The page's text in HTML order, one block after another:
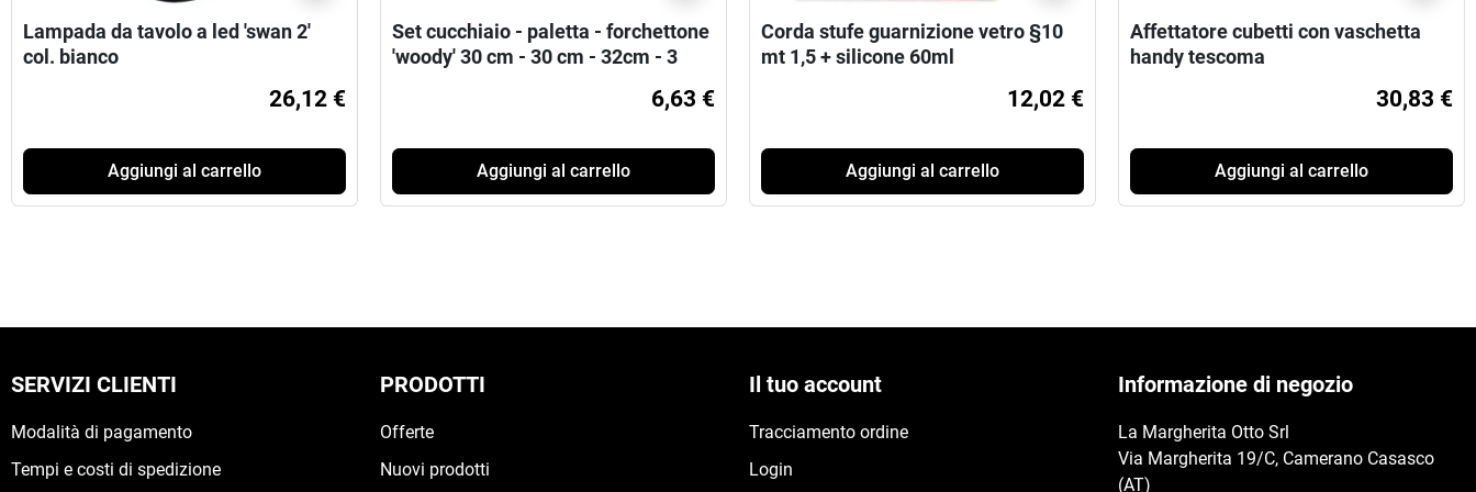
Lampada da tavolo a led 'swan 2'
col. bianco
26,12 €
Aggiungi al carrello
Set cucchiaio - paletta - forchettone
'woody' 30 cm - 30 cm - 32cm - 3
6,63 €
Aggiungi al carrello
Corda stufe guarnizione vetro §10
mt 1,5 + silicone 60ml
12,02 €
Aggiungi al carrello
Affettatore cubetti con vaschetta
handy tescoma
30,83 €
Aggiungi al carrello
SERVIZI CLIENTI
Modalità di pagamento
Tempi e costi di spedizione
PRODOTTI
Offerte
Nuovi prodotti
Il tuo account
Tracciamento ordine
Login
Informazione di negozio
La Margherita Otto Srl
Via Margherita 19/C, Camerano Casasco
(AT)